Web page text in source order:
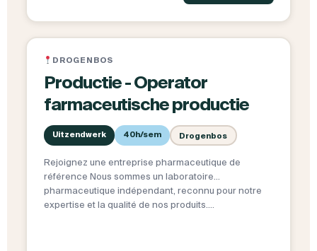
DROGENBOS
Productie - Operator
farmaceutische productie
Uitzendwerk 40h/sem Drogenbos
Rejoignez une entreprise pharmaceutique de
référence Nous sommes un laboratoire
pharmaceutique indépendant, reconnu pour notre
expertise et la qualité de nos produits.…